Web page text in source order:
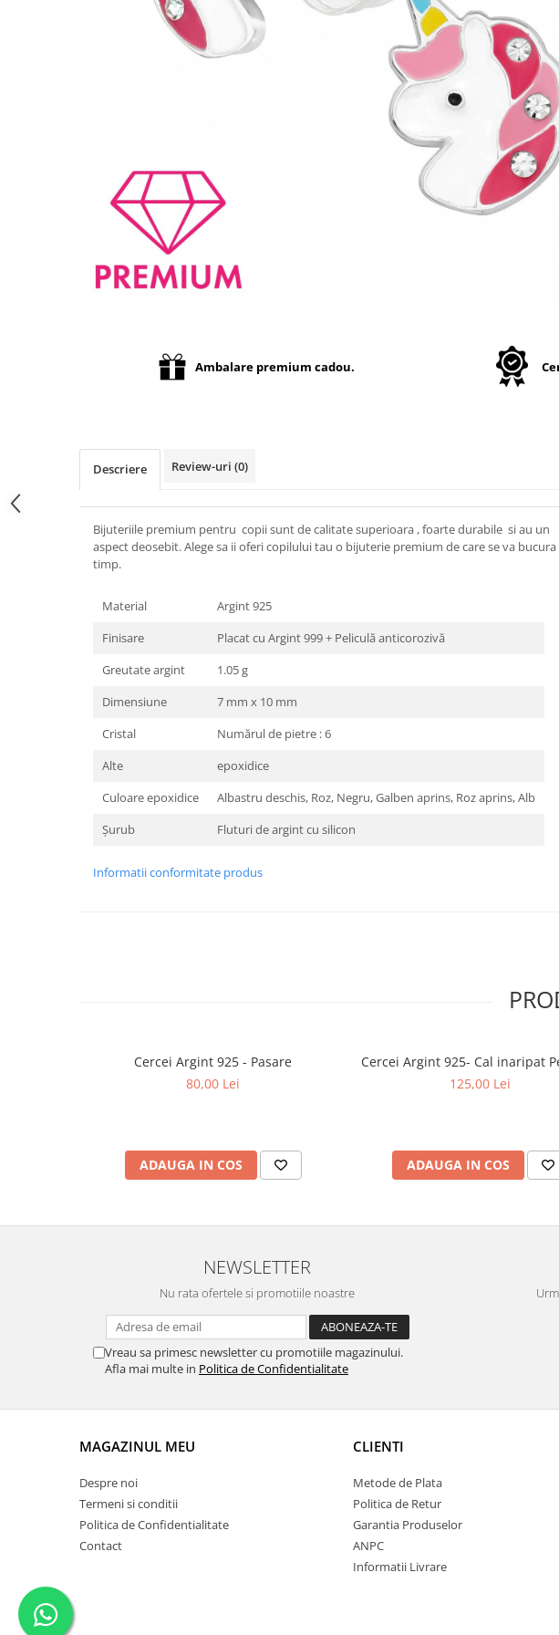
Ambalare premium cadou.
Descriere Review-uri (0)
Bijuteriile premium pentru copii sunt de calitate superioara , foarte durabile si au un
aspect deosebit. Alege sa ii oferi copilului tau o bijuterie premium de care se va
timp.
Material
Argint 925
Finisare
Placat cu Argint 999 + Peliculă anticorozivă
Greutate argint
1.05 g
Dimensiune
7 mm x 10 mm
Cristal
Numărul de pietre : 6
Alte
epoxidice
Culoare epoxidice
Albastru deschis, Roz, Negru, Galben aprins, Roz aprins, Alb
Șurub
Fluturi de argint cu silicon
Informatii conformitate produs
Cercei Argint 925 - Pasare
80,00 Lei
ADAUGA IN COS
Cercei Argint 925- Cal
125,00 Lei
ADAUGA IN COS
NEWSLETTER
Nu rata ofertele si promotiile noastre
Vreau sa primesc newsletter cu promotiile magazinului.
Afla mai multe in Politica de Confidentialitate
MAGAZINUL MEU
Despre noi
Termeni si conditii
Politica de Confidentialitate
Contact
CLIENTI
Metode de Plata
Politica de Retur
Garantia Produselor
ANPC
Informatii Livrare